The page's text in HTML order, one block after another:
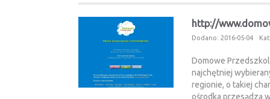
http://
Dodano: 2016-05-04
Domowe
najchętniej
regionie, o takiej
ośrodka przesądza